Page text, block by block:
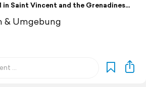
Vincent and the Grenadines ⋅ ⛅ 29 °C
& Umgebung